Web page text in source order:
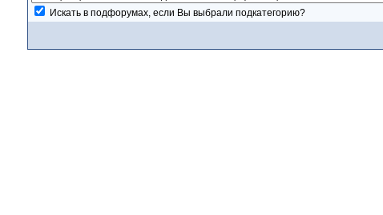
Искать в подфорумах, если Вы выбрали подкатегорию?